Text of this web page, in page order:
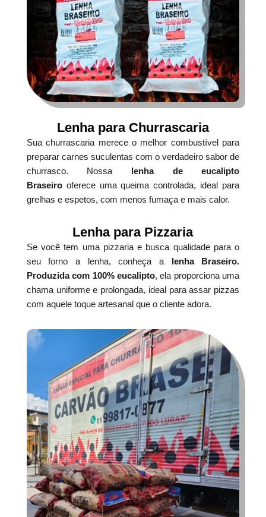
Lenha para Churrascaria
Sua churrascaria merece o melhor combustível para
preparar carnes suculentas com o verdadeiro sabor de
churrasco. Nossa lenha de eucalipto
Braseirooferece uma queima controlada, ideal para
grelhas e espetos, com menos fumaça e mais calor.
Lenha para Pizzaria
Se você tem uma pizzaria e busca qualidade para o
seu forno a lenha, conheça a lenha Braseiro.
Produzida com 100% eucalipto, ela proporciona uma
chama uniforme e prolongada, ideal para assar pizzas
com aquele toque artesanal que o cliente adora.